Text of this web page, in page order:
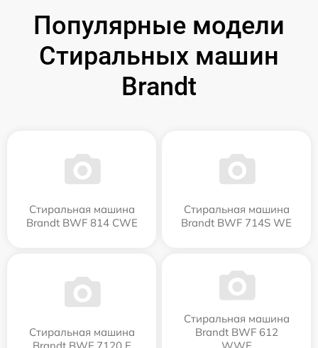
Популярные модели
Стиральных машин
Brandt
Стиральная машина
Brandt BWF 814 CWE
Стиральная машина
Brandt BWF 714S WE
Стиральная машина
Стиральная машина
Brandt BWF 612